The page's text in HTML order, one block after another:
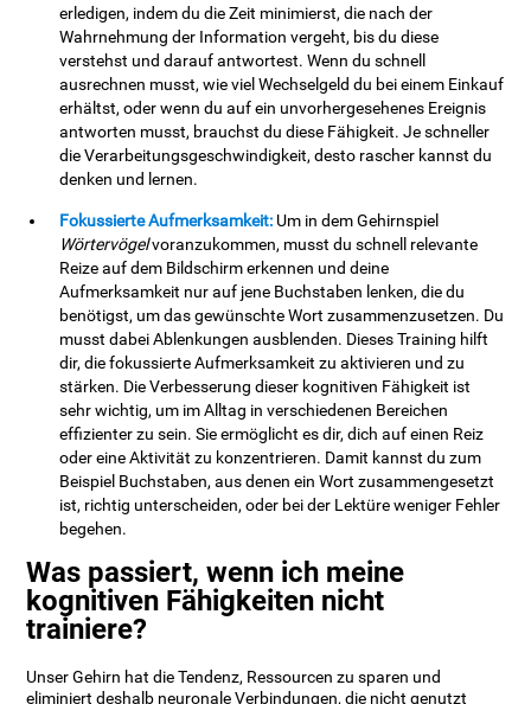
erledigen, indem du die Zeit minimierst, die nach der
Wahrnehmung der Information vergeht, bis du diese
verstehst und darauf antwortest. Wenn du schnell
ausrechnen musst, wie viel Wechselgeld du bei einem Einkauf
erhältst, oder wenn du auf ein unvorhergesehenes Ereignis
antworten musst, brauchst du diese Fähigkeit. Je schneller
die Verarbeitungsgeschwindigkeit, desto rascher kannst du
denken und lernen.
Fokussierte Aufmerksamkeit: Um in dem Gehirnspiel
Wörtervögelvoranzukommen, musst du schnell relevante
Reize auf dem Bildschirm erkennen und deine
Aufmerksamkeit nur auf jene Buchstaben lenken, die du
benötigst, um das gewünschte Wort zusammenzusetzen. Du
musst dabei Ablenkungen ausblenden. Dieses Training hilft
dir, die fokussierte Aufmerksamkeit zu aktivieren und zu
stärken. Die Verbesserung dieser kognitiven Fähigkeit ist
sehr wichtig, um im Alltag in verschiedenen Bereichen
effizienter zu sein. Sie ermöglicht es dir, dich auf einen Reiz
oder eine Aktivität zu konzentrieren. Damit kannst du zum
Beispiel Buchstaben, aus denen ein Wort zusammengesetzt
ist, richtig unterscheiden, oder bei der Lektüre weniger Fehler
begehen.
Was passiert, wenn ich meine
kognitiven Fähigkeiten nicht
trainiere?
Unser Gehirn hat die Tendenz, Ressourcen zu sparen und
eliminiert deshalb neuronale Verbindungen, die nicht genutzt